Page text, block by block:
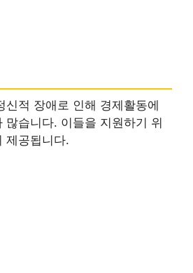
신적 장애로 인해 경제활동에
많습니다. 이들을 지원하기 위
제공됩니다.